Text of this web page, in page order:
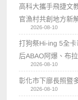
高科大攜手飛捷文
官漁村共創地方新
2026-08-10
打狗祭Hi-ing 5全
后ABAO阿爆、布
2026-08-10
彰化市下廍長照暨
2026-08-10